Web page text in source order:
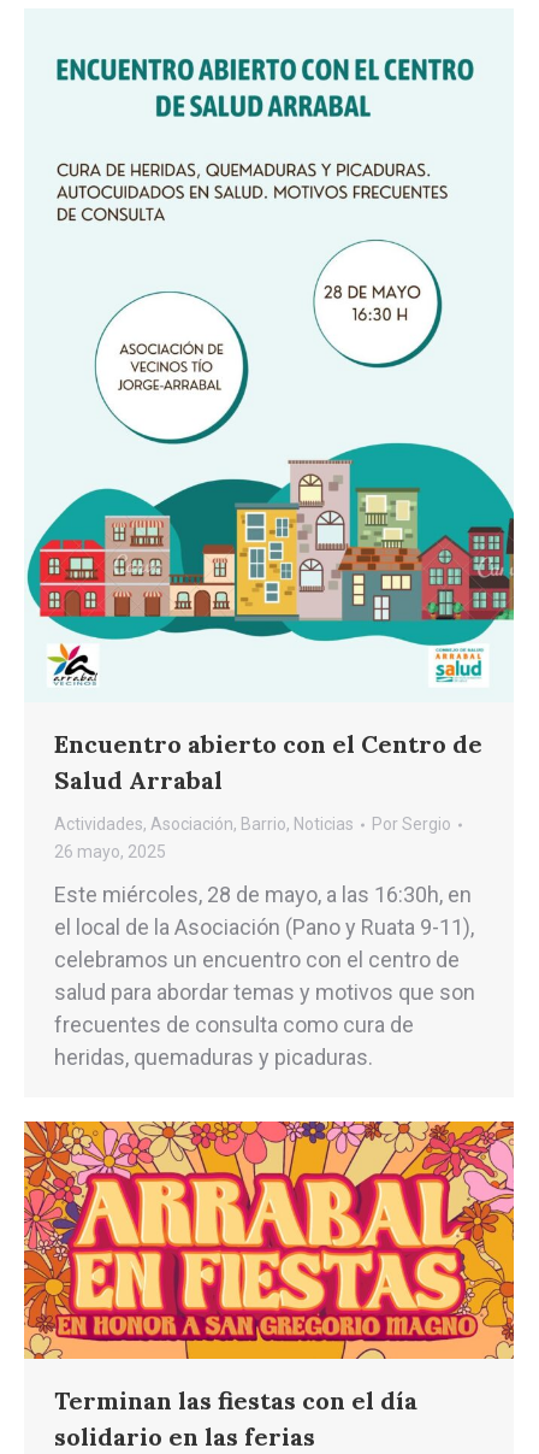
Encuentro abierto con el Centro de
Salud Arrabal
Actividades, Asociación, Barrio, Noticias PorSergio
26 mayo, 2025
Este miércoles, 28 de mayo, a las 16:30h, en
el local de la Asociación (Pano y Ruata 9-11),
celebramos un encuentro con el centro de
salud para abordar temas y motivos que son
frecuentes de consulta como cura de
heridas, quemaduras y picaduras.
Terminan las fiestas con el día
solidario en las ferias